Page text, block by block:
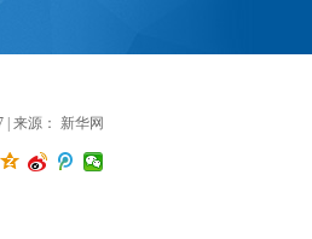
| 来源： 新华网